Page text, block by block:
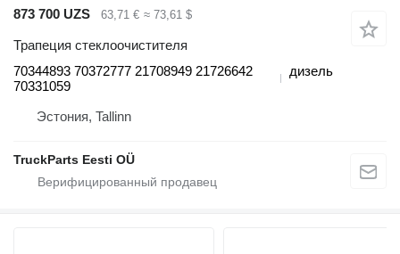
873 700 UZS 63,71 € ≈ 73,61 $
Трапеция стеклоочистителя
70344893 70372777 21708949 21726642
70331059
дизель
Эстония, Tallinn
TruckParts Eesti OÜ